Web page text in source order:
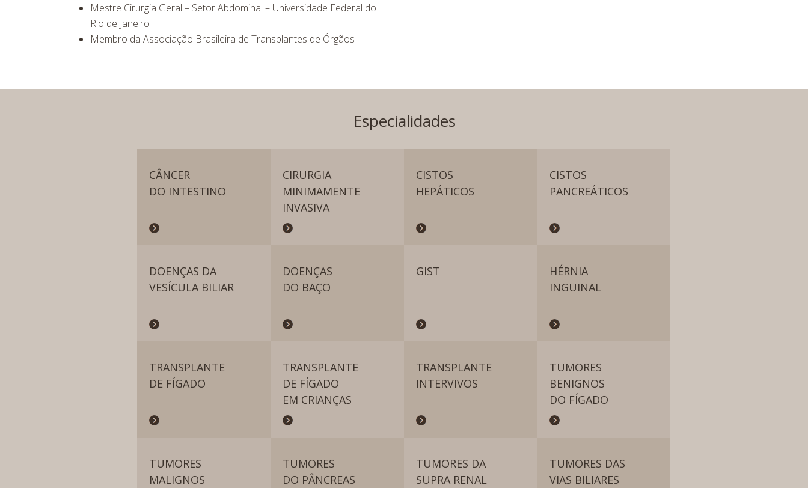
Mestre Cirurgia Geral – Setor Abdominal – Universidade Federal do
Rio de Janeiro
Membro da Associação Brasileira de Transplantes de Órgãos
Especialidades
CÂNCER
DO INTESTINO
CIRURGIA
MINIMAMENTE
INVASIVA
CISTOS
HEPÁTICOS
CISTOS
PANCREÁTICOS
DOENÇAS DA
VESÍCULA BILIAR
DOENÇAS
DO BAÇO
GIST
HÉRNIA
INGUINAL
TRANSPLANTE
DE FÍGADO
TRANSPLANTE
DE FÍGADO
EM CRIANÇAS
TRANSPLANTE
INTERVIVOS
TUMORES
BENIGNOS
DO FÍGADO
TUMORES
MALIGNOS
TUMORES
DO PÂNCREAS
TUMORES DA
SUPRA RENAL
TUMORES DAS
VIAS BILIARES